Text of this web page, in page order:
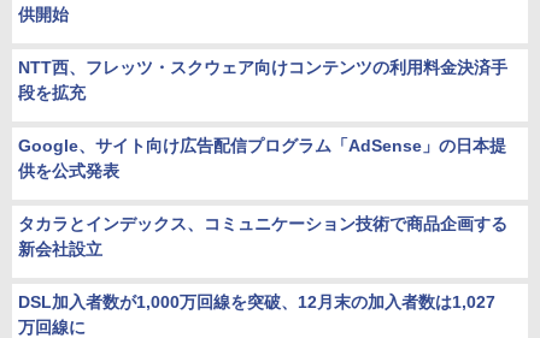
供開始
NTT西、フレッツ・スクウェア向けコンテンツの利用料金決済手
段を拡充
Google、サイト向け広告配信プログラム「AdSense」の日本提
供を公式発表
タカラとインデックス、コミュニケーション技術で商品企画する
新会社設立
DSL加入者数が1,000万回線を突破、12月末の加入者数は1,027
万回線に